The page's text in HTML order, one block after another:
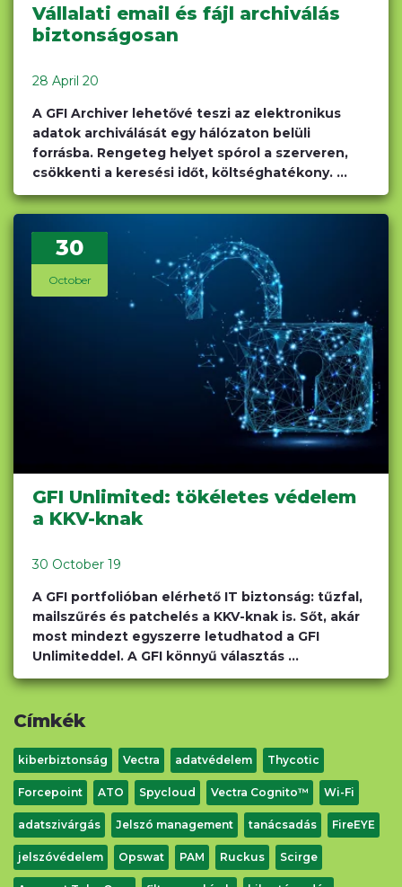
Vállalati email és fájl archiválás
biztonságosan
28 April 20
A GFI Archiver lehetővé teszi az elektronikus
adatok archiválását egy hálózaton belüli
forrásba. Rengeteg helyet spórol a szerveren,
csökkenti a keresési időt, költséghatékony. ...
30
October
GFI Unlimited: tökéletes védelem
a KKV-knak
30 October 19
A GFI portfolióban elérhető IT biztonság: tűzfal,
mailszűrés és patchelés a KKV-knak is. Sőt, akár
most mindezt egyszerre letudhatod a GFI
Unlimiteddel. A GFI könnyű választás ...
Címkék
kiberbiztonság Vectra adatvédelem Thycotic
Forcepoint ATO Spycloud Vectra Cognito™ Wi-Fi
adatszivárgás Jelszó management tanácsadás FireEYE
jelszóvédelem Opswat PAM Ruckus Scirge